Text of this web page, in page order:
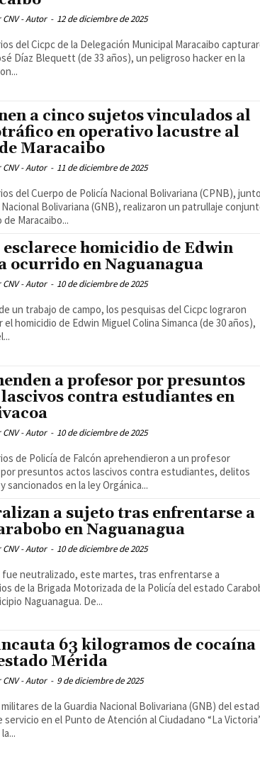
CNV - Autor - 12 de diciembre de 2025
del Cicpc de la Delegación Municipal Maracaibo
Díaz Blequett (de 33 años), un peligroso hacker en la
a cinco sujetos vinculados al
en operativo lacustre al
Maracaibo
CNV - Autor - 11 de diciembre de 2025
del Cuerpo de Policía Nacional Bolivariana (CPNB),
Nacional Bolivariana (GNB), realizaron un patrullaje
de Maracaibo...
esclarece homicidio de Edwin
ocurrido en Naguanagua
CNV - Autor - 10 de diciembre de 2025
un trabajo de campo, los pesquisas del Cicpc lograron
el homicidio de Edwin Miguel Colina Simanca (de 30 años),
a profesor por presuntos
contra estudiantes en
CNV - Autor - 10 de diciembre de 2025
de Policía de Falcón aprehendieron a un profesor
presuntos actos lascivos contra estudiantes, delitos
sancionados en la ley Orgánica...
a sujeto tras enfrentarse a
en Naguanagua
CNV - Autor - 10 de diciembre de 2025
fue neutralizado, este martes, tras enfrentarse a
de la Brigada Motorizada de la Policía del estado
en el municipio Naguanagua. De...
63 kilogramos de cocaína
Mérida
CNV - Autor - 9 de diciembre de 2025
de la Guardia Nacional Bolivariana (GNB) del
servicio en el Punto de Atención al Ciudadano “La